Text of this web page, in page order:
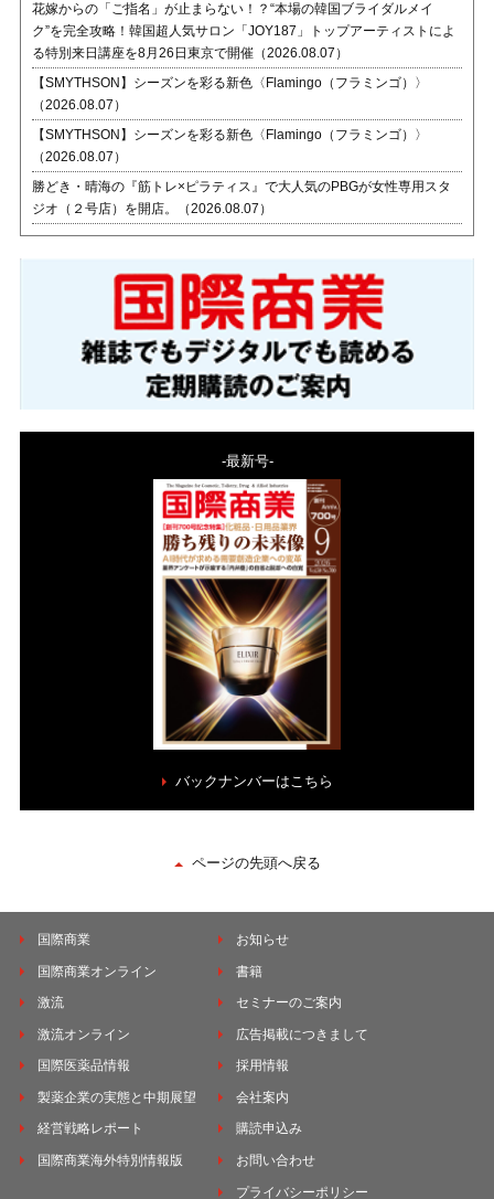
花嫁からの「ご指名」が止まらない！？“本場の韓国ブライダルメイ
ク”を完全攻略！韓国超人気サロン「JOY187」トップアーティストによ
る特別来日講座を8月26日東京で開催（2026.08.07）
【SMYTHSON】シーズンを彩る新色〈Flamingo（フラミンゴ）〉
（2026.08.07）
【SMYTHSON】シーズンを彩る新色〈Flamingo（フラミンゴ）〉
（2026.08.07）
勝どき・晴海の『筋トレ×ピラティス』で大人気のPBGが女性専用スタ
ジオ（２号店）を開店。（2026.08.07）
-最新号-
バックナンバーはこちら
ページの先頭へ戻る
国際商業
国際商業オンライン
激流
激流オンライン
国際医薬品情報
製薬企業の実態と中期展望
経営戦略レポート
国際商業海外特別情報版
お知らせ
書籍
セミナーのご案内
広告掲載につきまして
採用情報
会社案内
購読申込み
お問い合わせ
プライバシーポリシー